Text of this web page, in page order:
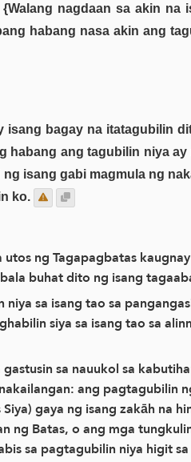
{Walang nagdaan sa akin na
habang nasa akin ang
bagay na itatagubilin
habang ang tagubilin niya
isang gabi magmula ng
ko.
ng Tagapagbatas
buhat dito ng isang
sa isang tao sa
siya sa isang tao sa
sa nauukol sa
ang pagtagubilin
gaya ng isang zakāh na
ng Batas, o ang mga
sa pagtagubilin niya higit